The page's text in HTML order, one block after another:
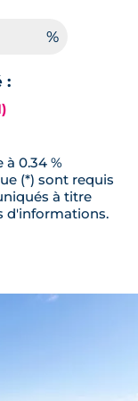
🗞
Orientation
:
à 0.34 %
(*) sont requis
à titre
d'informations.